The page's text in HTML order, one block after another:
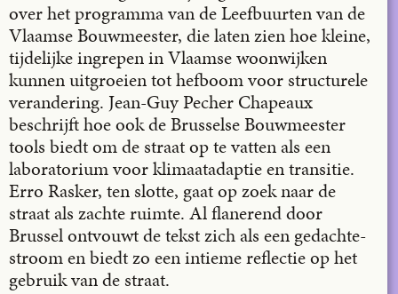
over het programma van de Leefbuurten van de
Vlaamse Bouwmeester, die laten zien hoe kleine,
tijdelijke ingrepen in Vlaamse woonwijken
kunnen uitgroeien tot hefboom voor structurele
verandering. Jean-Guy Pecher Chapeaux
beschrijft hoe ook de Brusselse Bouwmeester
tools biedt om de straat op te vatten als een
laboratorium voor klimaatadaptie en transitie.
Erro Rasker, ten slotte, gaat op zoek naar de
straat als zachte ruimte. Al flanerend door
Brussel ontvouwt de tekst zich als een gedachte­
stroom en biedt zo een intieme reflectie op het
gebruik van de straat.